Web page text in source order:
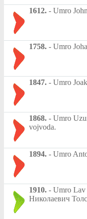
1612. - Umro
1758. - Umro
1847. - Umro
1868. - Umro
vojvoda.
1894. - Umro
1910. - Umro Lav
Николаевич